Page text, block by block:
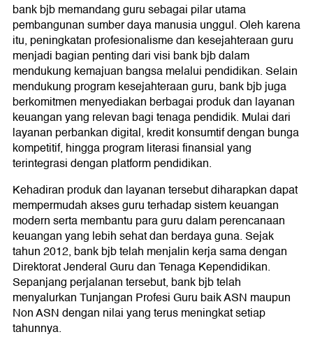
bank bjb memandang guru sebagai pilar utama
pembangunan sumber daya manusia unggul. Oleh karena
itu, peningkatan profesionalisme dan kesejahteraan guru
menjadi bagian penting dari visi bank bjb dalam
mendukung kemajuan bangsa melalui pendidikan. Selain
mendukung program kesejahteraan guru, bank bjb juga
berkomitmen menyediakan berbagai produk dan layanan
keuangan yang relevan bagi tenaga pendidik. Mulai dari
layanan perbankan digital, kredit konsumtif dengan bunga
kompetitif, hingga program literasi finansial yang
terintegrasi dengan platform pendidikan.
Kehadiran produk dan layanan tersebut diharapkan dapat
mempermudah akses guru terhadap sistem keuangan
modern serta membantu para guru dalam perencanaan
keuangan yang lebih sehat dan berdaya guna. Sejak
tahun 2012, bank bjb telah menjalin kerja sama dengan
Direktorat Jenderal Guru dan Tenaga Kependidikan.
Sepanjang perjalanan tersebut, bank bjb telah
menyalurkan Tunjangan Profesi Guru baik ASN maupun
Non ASN dengan nilai yang terus meningkat setiap
tahunnya.